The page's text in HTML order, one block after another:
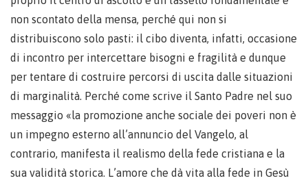
non scontato della mensa, perché qui non si
distribuiscono solo pasti: il cibo diventa, infatti, occasione
di incontro per intercettare bisogni e fragilità e dunque
per tentare di costruire percorsi di uscita dalle situazioni
di marginalità. Perché come scrive il Santo Padre nel suo
messaggio «la promozione anche sociale dei poveri non è
un impegno esterno all’annuncio del Vangelo, al
contrario, manifesta il realismo della fede cristiana e la
sua validità storica. L’amore che dà vita alla fede in Gesù